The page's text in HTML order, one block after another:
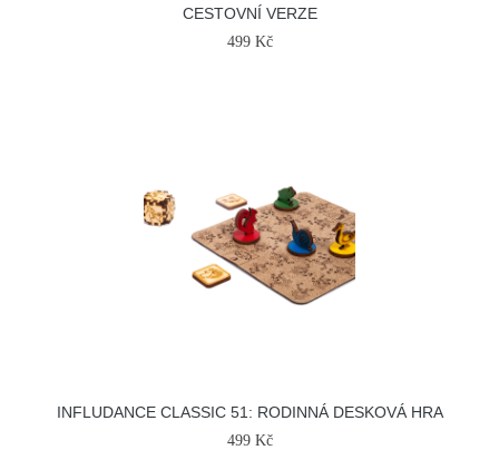
CESTOVNÍ VERZE
499 Kč
INFLUDANCE CLASSIC 51: RODINNÁ DESKOVÁ HRA
499 Kč